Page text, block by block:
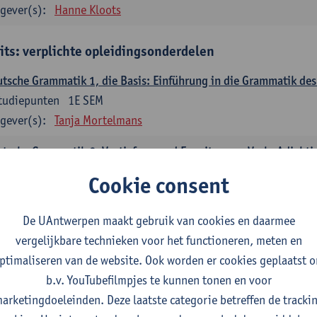
Hanne Kloots
verplichte opleidingsonderdelen
Grammatik 1, die Basis: Einführung in die Grammatik
1E SEM
Tanja Mortelmans
Grammatik 2, Vertiefung und Erweiterung: Verb,
Tanja Mortelmans
Sprachbeherrschung 1
1E/2E SEM
studiepunten
Tanja Mortelmans Alex Haider
und Gesellschaft im deutschsprachigen Raum
1E/2E SEM
studiepunten
Cookie consent
De UAntwerpen maakt gebruik van cookies en daarmee
vergelijkbare technieken voor het functioneren, meten en
van de website. Ook worden er cookies geplaatst
b.v. YouTubefilmpjes te kunnen tonen en voor
Deze laatste categorie betreffen de